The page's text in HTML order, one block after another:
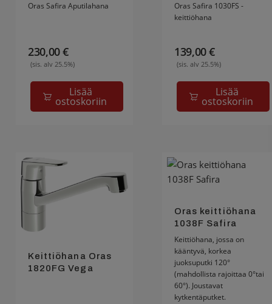
Oras Safira Aputilahana
Lisää
ostoskoriin
230,00€
(sis. alv 25.5%)
Oras Safira 1030FS -
keittiöhana
Lisää
ostoskoriin
139,00€
(sis. alv 25.5%)
Keittiöhana Oras
1820FG Vega
Oras keittiöhana
1038F Safira
Keittiöhana, jossa on
kääntyvä, korkea
juoksuputki 120°
(mahdollista rajoittaa 0°tai
60°). Joustavat
kytkentäputket.